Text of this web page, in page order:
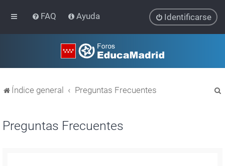
FAQ Ayuda Identificarse
Índice general Preguntas Frecuentes
Preguntas Frecuentes